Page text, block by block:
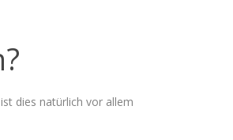
dies natürlich vor allem